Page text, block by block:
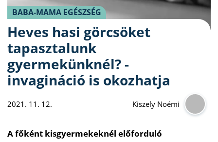
BABA-MAMA EGÉSZSÉG
Heves hasi görcsöket
tapasztalunk
gyermekünknél? -
invagináció is okozhatja
2021. 11. 12. Kiszely Noémi
A főként kisgyermekeknél előforduló